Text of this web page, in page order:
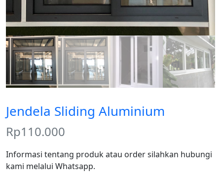
Jendela Sliding Aluminium
Rp110.000
Informasi tentang produk atau order silahkan hubungi
kami melalui Whatsapp.